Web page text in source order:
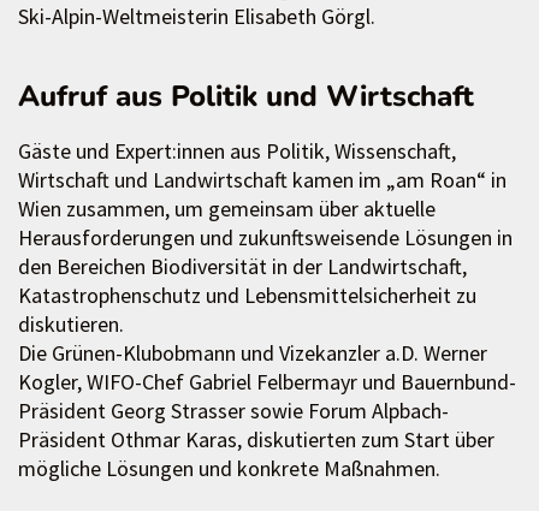
Ski-Alpin-Weltmeisterin Elisabeth Görgl.
Aufruf aus Politik und Wirtschaft
Gäste und Expert:innen aus Politik, Wissenschaft,
Wirtschaft und Landwirtschaft kamen im „am Roan“ in
Wien zusammen, um gemeinsam über aktuelle
Herausforderungen und zukunftsweisende Lösungen in
den Bereichen Biodiversität in der Landwirtschaft,
Katastrophenschutz und Lebensmittelsicherheit zu
diskutieren.
Die Grünen-Klubobmann und Vizekanzler a.D. Werner
Kogler, WIFO-Chef Gabriel Felbermayr und Bauernbund-
Präsident Georg Strasser sowie Forum Alpbach-
Präsident Othmar Karas, diskutierten zum Start über
mögliche Lösungen und konkrete Maßnahmen.